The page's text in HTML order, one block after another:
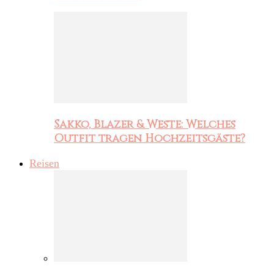
Sakko, Blazer & Weste: Welches
Outfit tragen Hochzeitsgäste?
Reisen